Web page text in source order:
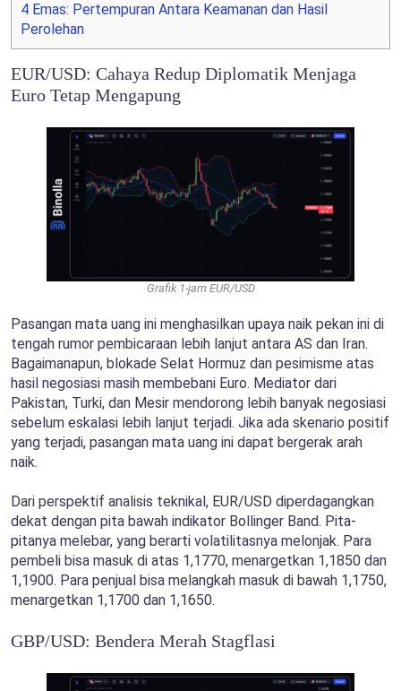
4 Emas: Pertempuran Antara Keamanan dan Hasil
Perolehan
EUR/USD: Cahaya Redup Diplomatik Menjaga
Euro Tetap Mengapung
Grafik 1-jam EUR/USD
Pasangan mata uang ini menghasilkan upaya naik pekan ini di
tengah rumor pembicaraan lebih lanjut antara AS dan Iran.
Bagaimanapun, blokade Selat Hormuz dan pesimisme atas
hasil negosiasi masih membebani Euro. Mediator dari
Pakistan, Turki, dan Mesir mendorong lebih banyak negosiasi
sebelum eskalasi lebih lanjut terjadi. Jika ada skenario positif
yang terjadi, pasangan mata uang ini dapat bergerak arah
naik.
Dari perspektif analisis teknikal, EUR/USD diperdagangkan
dekat dengan pita bawah indikator Bollinger Band. Pita-
pitanya melebar, yang berarti volatilitasnya melonjak. Para
pembeli bisa masuk di atas 1,1770, menargetkan 1,1850 dan
1,1900. Para penjual bisa melangkah masuk di bawah 1,1750,
menargetkan 1,1700 dan 1,1650.
GBP/USD: Bendera Merah Stagflasi